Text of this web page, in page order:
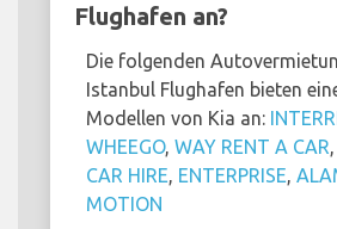
Flughafen an?
Die folgenden
Istanbul Flughafen bieten
Modellen von Kia an:
WHEEGO, WAY RENT A CAR
CAR HIRE ENTERPRISE
MOTION